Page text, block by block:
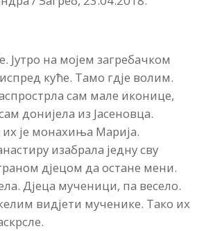
Јутро на мојем загребачком
куће. Тамо гдје волим.
сам мале иконице,
донијела из Јасеновца.
је монахиња Марија.
изабрала једну сву
дјецом да остане мени.
Дјеца мученици, па весело.
видјети мученике. Тако их